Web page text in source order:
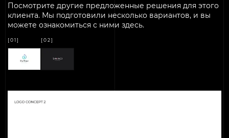
Посмотрите другие предложенные решения для этого
клиента. Мы подготовили несколько вариантов, и вы
можете ознакомиться с ними здесь.
[01] [02]